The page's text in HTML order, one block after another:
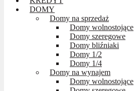
DOMY
Domy na sprzedaż
Domy wolnostojące
Domy szeregowe
Domy bliźniaki
Domy 1/2
Domy 1/4
Domy na wynajem
Domy wolnostojące